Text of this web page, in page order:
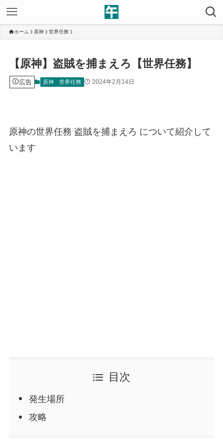
ホーム 原神 世界任務
【原神】盗賊を捕まえろ【世界任務】
広告 原神 世界任務 2024年2月14日
原神の世界任務 盗賊を捕まえろ について紹介して
います
目次
発生場所
攻略